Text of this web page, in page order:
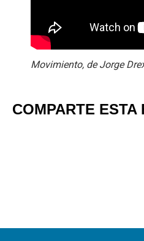
Movimiento, de Jorge
COMPARTE ESTA